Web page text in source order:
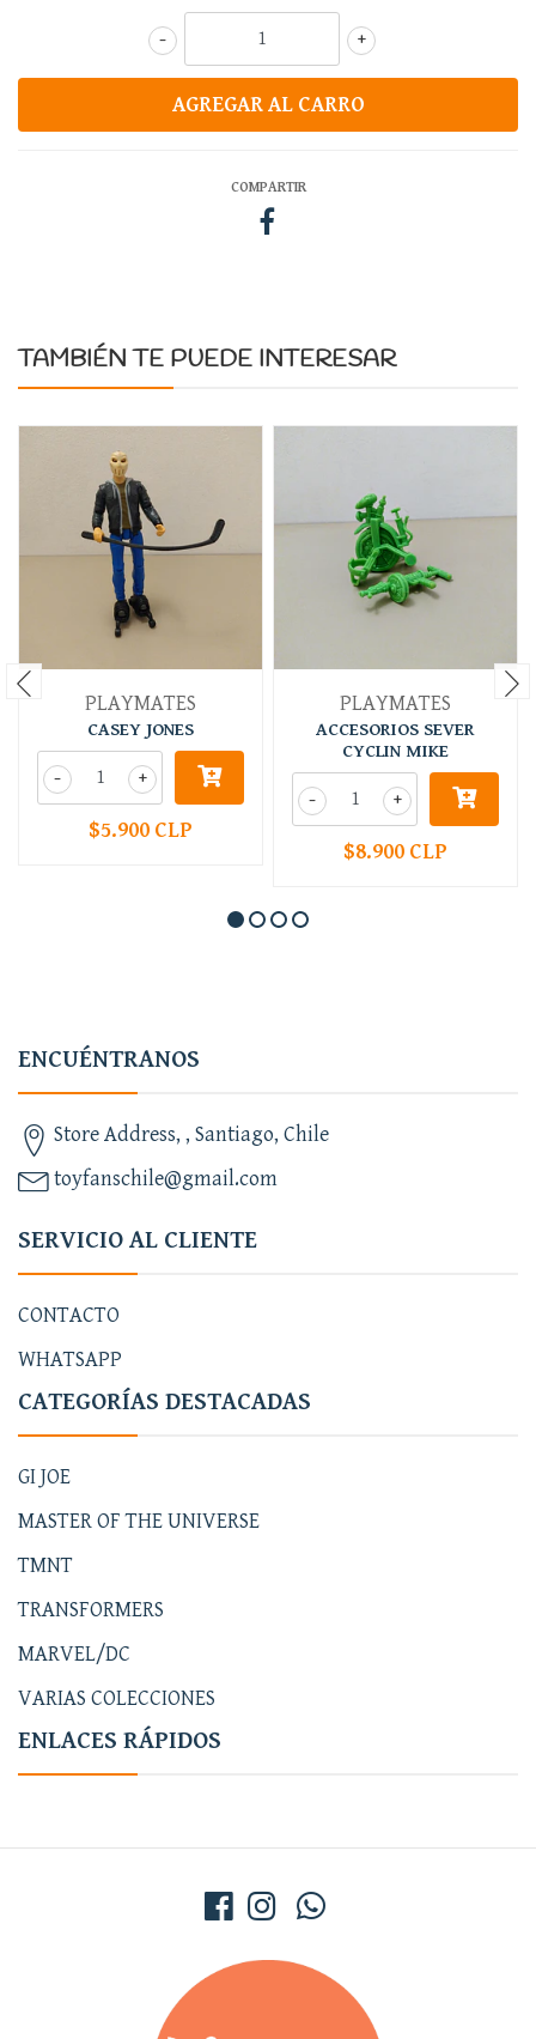
+
-
COMPARTIR
TAMBIÉN TE PUEDE INTERESAR
PLAYMATES
CASEY JONES
+
-
$5.900 CLP
PLAYMATES
ACCESORIOS SEVER
CYCLIN MIKE
+
-
$8.900 CLP
ENCUÉNTRANOS
Store Address, , Santiago, Chile
toyfanschile@gmail.com
SERVICIO AL CLIENTE
CONTACTO
WHATSAPP
CATEGORÍAS DESTACADAS
GI JOE
MASTER OF THE UNIVERSE
TMNT
TRANSFORMERS
MARVEL/DC
VARIAS COLECCIONES
ENLACES RÁPIDOS